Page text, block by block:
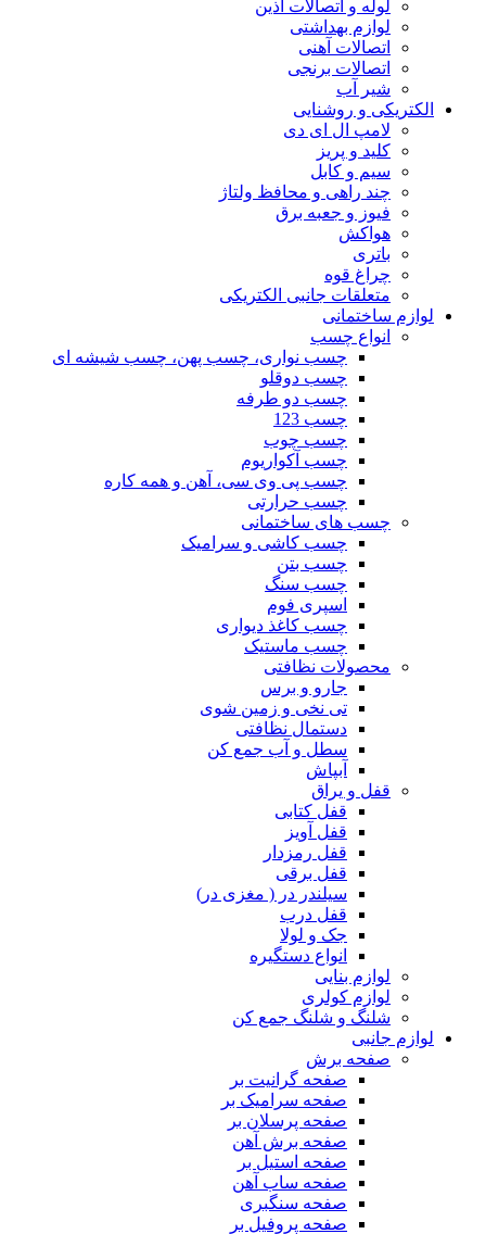
لوله و اتصالات آذین
لوازم بهداشتی
اتصالات آهنی
اتصالات برنجی
شیر آب
الکتریکی و روشنایی
لامپ ال ای دی
کلید و پریز
سیم و کابل
چند راهی و محافظ ولتاژ
فیوز و جعبه برق
هواکش
باتری
چراغ قوه
متعلقات جانبی الکتریکی
لوازم ساختمانی
انواع چسب
چسب نواری، چسب پهن، چسب شیشه ای
چسب دوقلو
چسب دو طرفه
چسب 123
چسب چوب
چسب آکواریوم
چسب پی وی سی، آهن و همه کاره
چسب حرارتی
چسب های ساختمانی
چسب کاشی و سرامیک
چسب بتن
چسب سنگ
اسپری فوم
چسب کاغذ دیواری
چسب ماستیک
محصولات نظافتی
جارو و برس
تی نخی و زمین شوی
دستمال نظافتی
سطل و آب جمع کن
آبپاش
قفل و یراق
قفل کتابی
قفل آویز
قفل رمزدار
قفل برقی
سیلندر در ( مغزی در)
قفل درب
جک و لولا
انواع دستگیره
لوازم بنایی
لوازم کولری
شلنگ و شلنگ جمع کن
لوازم جانبی
صفحه برش
صفحه گرانیت بر
صفحه سرامیک بر
صفحه پرسلان بر
صفحه برش آهن
صفحه استیل بر
صفحه ساب آهن
صفحه سنگبری
صفحه پروفیل بر